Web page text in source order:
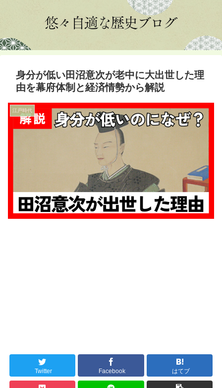
身分が低い田沼意次が老中に大出世した理
由を幕府体制と経済情勢から解説
江戸時代
Twitter Facebook はてブ